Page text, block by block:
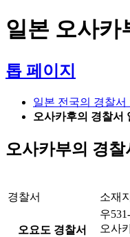
일본 오사카
톱 페이지
일본 전국의 경찰서
오사카후의 경찰서
오사카부의 경찰
경찰서
소재
오요도 경찰서
우
오사